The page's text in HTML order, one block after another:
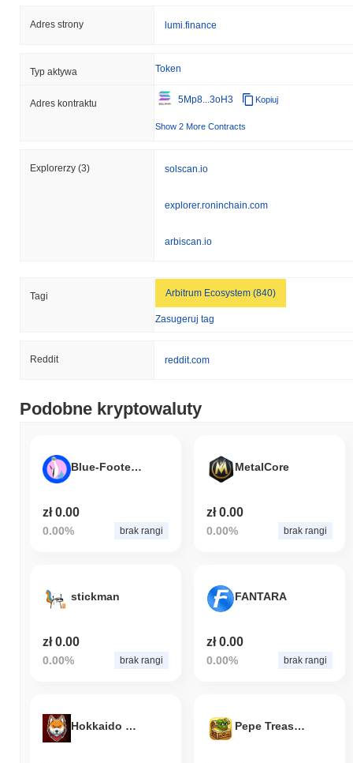
Adres strony lumi.finance
Typ aktywa Token
Adres kontraktu 5Mp8...3oH3 Kopiuj
Show 2 More Contracts
Explorerzy (3) solscan.io
explorer.roninchain.com
arbiscan.io
Tagi Arbitrum Ecosystem (840)
Zasugeruj tag
Reddit reddit.com
Podobne kryptowaluty
Blue-Footed Booby
zł 0.00
0.00% brak rangi
MetalCore
zł 0.00
0.00% brak rangi
stickman
zł 0.00
0.00% brak rangi
FANTARA
zł 0.00
0.00% brak rangi
Hokkaido Ken Pepe Treasure